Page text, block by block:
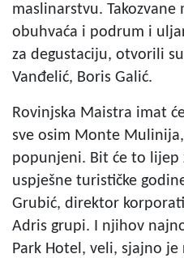
maslinarstvu. Takozvane
obuhvaća i podrum i
za degustaciju, otvorili
Vanđelić, Boris Galić.
Rovinjska Maistra imat
sve osim Monte
popunjeni. Bit će to lijep
uspješne turističke
Grubić, direktor
Adris grupi. I njihov
Park Hotel, veli, sjajno